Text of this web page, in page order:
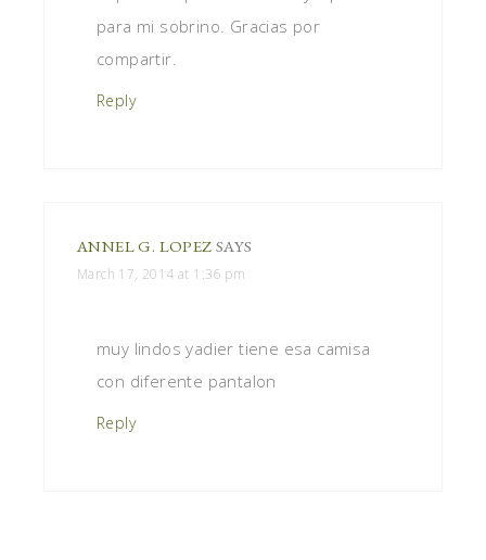
para mi sobrino. Gracias por
compartir.
Reply
ANNEL G. LOPEZ SAYS
March 17, 2014 at 1:36 pm
muy lindos yadier tiene esa camisa
con diferente pantalon
Reply